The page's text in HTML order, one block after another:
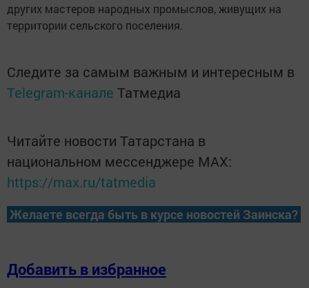
других мастеров народных промыслов, живущих на
территории сельского поселения.
Следите за самым важным и интересным в
Telegram-канале Татмедиа
Читайте новости Татарстана в
национальном мессенджере MАХ:
https://max.ru/tatmedia
Желаете всегда быть в курсе новостей Заинска?
Добавить в избранное